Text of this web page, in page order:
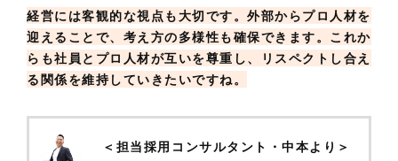
経営には客観的な視点も大切です。外部からプロ人材を
迎えることで、考え方の多様性も確保できます。これか
らも社員とプロ人材が互いを尊重し、リスペクトし合え
る関係を維持していきたいですね。
＜担当採用コンサルタント・中本より＞